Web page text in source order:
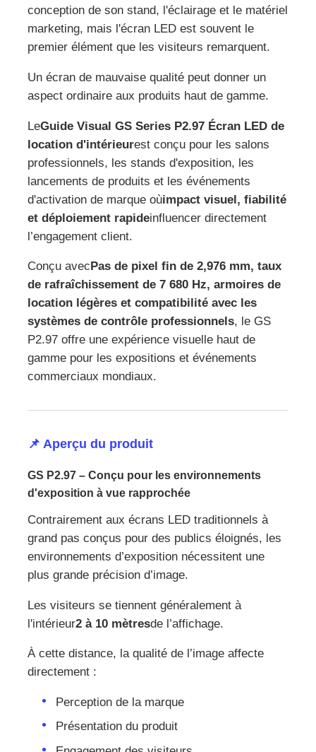
Accueil
Produits
Spectacle de réalité virtuelle
À propos de nous
Nous contacter
Nouvelles
Demander un devis
Affichage de mur vidéo LED
écran d'affichage LED
Écran du concert LED
Location d'écrans à LED
Mur vidéo LED COB
conception de son stand, l'éclairage et le matériel
marketing, mais l'écran LED est souvent le
premier élément que les visiteurs remarquent.
Un écran de mauvaise qualité peut donner un
aspect ordinaire aux produits haut de gamme.
LeGuide Visual GS Series P2.97 Écran LED de
location d'intérieurest conçu pour les salons
professionnels, les stands d'exposition, les
lancements de produits et les événements
d'activation de marque oùimpact visuel, fiabilité
et déploiement rapideinfluencer directement
l’engagement client.
Conçu avec Pas de pixel fin de 2,976 mm, taux
de rafraîchissement de 7 680 Hz, armoires de
location légères et compatibilité avec les
systèmes de contrôle professionnels, le GS
P2.97 offre une expérience visuelle haut de
gamme pour les expositions et événements
commerciaux mondiaux.
📌 Aperçu du produit
GS P2.97 – Conçu pour les environnements
d'exposition à vue rapprochée
Contrairement aux écrans LED traditionnels à
grand pas conçus pour des publics éloignés, les
environnements d’exposition nécessitent une
plus grande précision d’image.
Les visiteurs se tiennent généralement à
l'intérieur2 à 10 mètresde l’affichage.
À cette distance, la qualité de l’image affecte
directement :
Perception de la marque
Présentation du produit